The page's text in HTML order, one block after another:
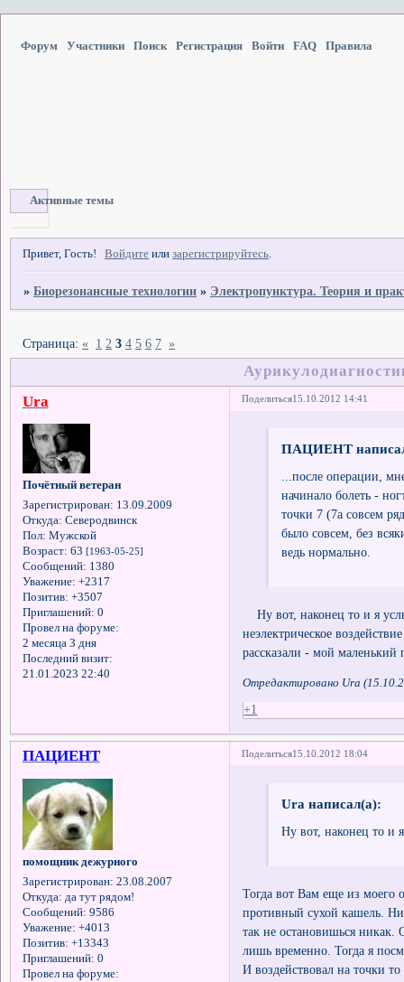
Форум Участники Поиск Регистрация Войти FAQ Правила
Активные темы
Привет, Гость! Войдите илизарегистрируйтесь.
»Биорезонансные технологии » Электропунктура. Теория и
Страница: « 1 2 3 4 5 6 7 »
Поделиться15.10.2012 14:41
Ura
Почётный ветеран
Зарегистрирован: 13.09.2009
Откуда: Северодвинск
Пол: Мужской
Возраст: 63 [1963-05-25]
Сообщений: 1380
Уважение: +2317
Позитив: +3507
Приглашений: 0
Провел на форуме:
2 месяца 3 дня
Последний визит:
21.01.2023 22:40
ПАЦИЕНТ
...после операции,
начинало болеть -
точки 7 (7а совсем
было совсем, без
ведь нормально.
Ну вот, наконец то и я
неэлектрическое
рассказали - мой
Отредактировано Ura
+1
Поделиться15.10.2012 18:04
ПАЦИЕНТ
помощник дежурного
Зарегистрирован: 23.08.2007
Откуда: да тут рядом!
Сообщений: 9586
Уважение: +4013
Позитив: +13343
Приглашений: 0
Провел на форуме:
Ura написал(а):
Ну вот, наконец то и
Тогда вот Вам еще из моего
противный сухой кашель.
так не остановишься никак.
лишь временно. Тогда я
И воздействовал на точки